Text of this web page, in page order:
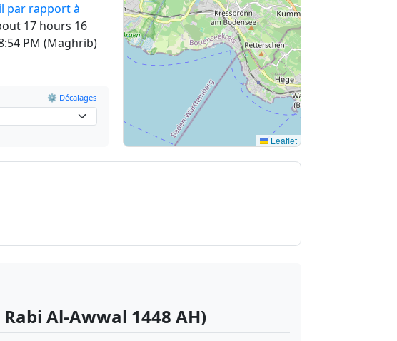
par rapport à
17 hours 16
PM (Maghrib)
⚙️ Décalages
Leaflet
Al-Awwal 1448 AH)